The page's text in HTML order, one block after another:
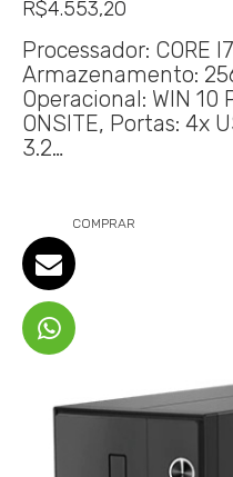
R$4.553,20
Processador: CORE
Armazenamento:
Operacional: WIN 10
ONSITE, Portas: 4x
3.2…
COMPRAR